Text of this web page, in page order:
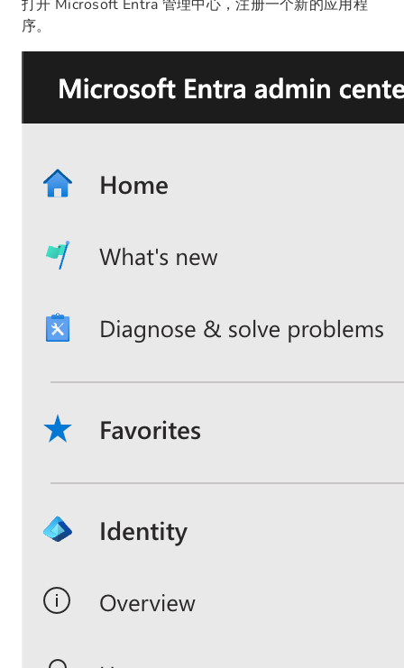
打开 Microsoft Entra 管理中心，注册一个新的应用程
序。